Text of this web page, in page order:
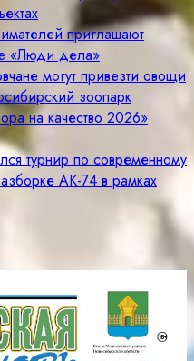
приглашают
«Люди дела»
могут привезти овощи
зоопарк
на качество 2026»
турнир по современному
АК-74 в рамках